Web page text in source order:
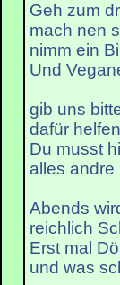
Geh zum
mach nen
nimm ein
Und
gib uns
dafür
Du musst
alles andre
Abends
reichlich
Erst mal
und was